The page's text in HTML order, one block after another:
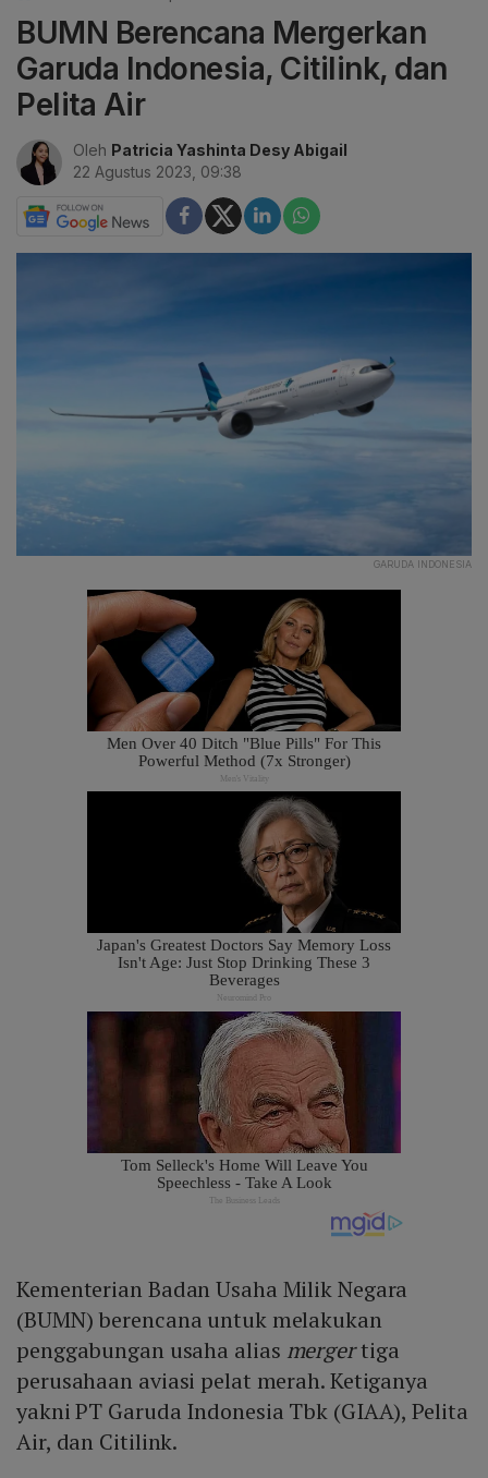
BUMN Berencana Mergerkan
Garuda Indonesia, Citilink, dan
Pelita Air
Oleh Patricia Yashinta Desy Abigail
22 Agustus 2023, 09:38
GARUDA INDONESIA
Kementerian Badan Usaha Milik Negara
(BUMN) berencana untuk melakukan
penggabungan usaha alias mergertiga
perusahaan aviasi pelat merah. Ketiganya
yakni PT Garuda Indonesia Tbk (GIAA), Pelita
Air, dan Citilink.